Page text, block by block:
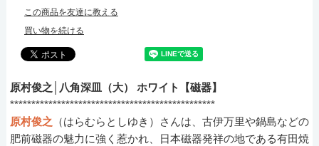
この商品を友達に教える
買い物を続ける
原村俊之│八角深皿（大） ホワイト【磁器】
************************************************
原村俊之 （はらむらとしゆき）さんは、古伊万里や鍋島などの
肥前磁器の魅力に強く惹かれ、日本磁器発祥の地である有田焼